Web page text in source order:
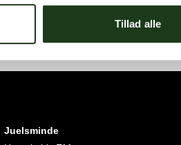
Tillad alle
afdeling
Juelsminde